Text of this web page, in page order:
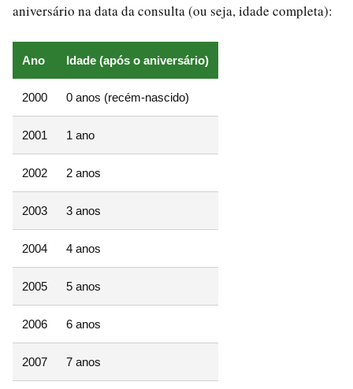
aniversário na data da consulta (ou seja, idade completa):
Ano Idade (após o aniversário)
2000 0 anos (recém-nascido)
2001 1 ano
2002 2 anos
2003 3 anos
2004 4 anos
2005 5 anos
2006 6 anos
2007 7 anos